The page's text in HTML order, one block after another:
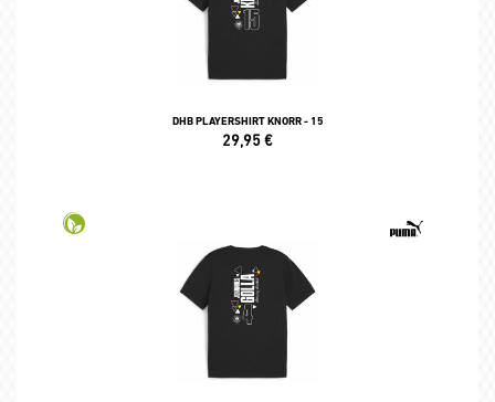
DHB PLAYERSHIRT KNORR - 15
29,95€